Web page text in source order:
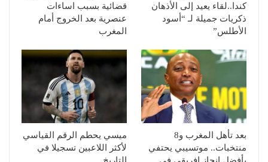
كندا..لقاء يعيد إلى الأذهان
ذكريات جميلة لـ “أسود
الأطلس”
قضائية بسبب اساءات
عنصرية بعد الخروج أمام
المغرب
بعد تأهل المغرب و8
منتخبات.. موتسيبي يحتفي
ميسي يحطم الرقم القياسي
لأكثر اللاعبين تسجيلا في